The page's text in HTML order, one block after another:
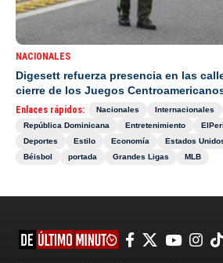
NACIONALES
Digesett refuerza presencia en las
cierre de los Juegos
Enlaces rápidos: Nacionales Internacionales
República Dominicana
Entretenimiento
Deportes
Estilo Economía Estados
Béisbol
portada Grandes Ligas MLB